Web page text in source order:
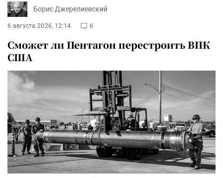
Борис Джерелиевский
6 августа 2026, 12:14 6
Сможет ли Пентагон перестроить ВПК
США